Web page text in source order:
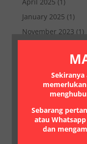
January 2025 (1)
November 2023 (1)
October 2022(1)
July 2022(1)
March 2021
January 2021(1)
Sekiranya
Sebarang
atau
dan